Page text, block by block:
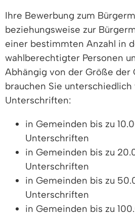
Ihre Bewerbung zum
beziehungsweise zur
einer bestimmten Anzahl in
wahlberechtigter Personen
Abhängig von der Größe der
brauchen Sie unterschiedlich
Unterschriften:
in Gemeinden bis zu
Unterschriften
in Gemeinden bis zu
Unterschriften
in Gemeinden bis zu
Unterschriften
in Gemeinden bis zu